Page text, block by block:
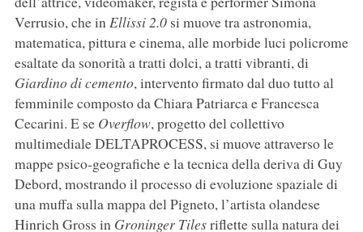
Verrusio, che inEllissi 2.0si muove tra astronomia,
matematica, pittura e cinema, alle morbide luci policrome
esaltate da sonorità a tratti dolci, a tratti vibranti, di
Giardino di cemento, intervento firmato dal duo tutto al
femminile composto da Chiara Patriarca e Francesca
Cecarini. E seOverflow, progetto del collettivo
multimediale DELTAPROCESS, si muove attraverso le
mappe psico-geografiche e la tecnica della deriva di Guy
Debord, mostrando il processo di evoluzione spaziale di
una muffa sulla mappa del Pigneto, l’artista olandese
Hinrich Gross in Groninger Tilesriflette sulla natura dei